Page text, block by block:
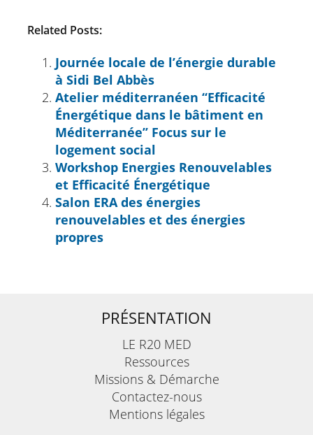
Related Posts:
Journée locale de l’énergie durable
à Sidi Bel Abbès
Atelier méditerranéen ‘‘Efficacité
Énergétique dans le bâtiment en
Méditerranée’’ Focus sur le
logement social
Workshop Energies Renouvelables
et Efficacité Énergétique
Salon ERA des énergies
renouvelables et des énergies
propres
PRÉSENTATION
LE R20 MED
Ressources
Missions & Démarche
Contactez-nous
Mentions légales